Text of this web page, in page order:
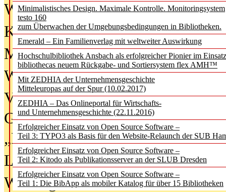
Minimalistisches Design. Maximale Kontrolle. Monitoringsystem
testo 160
zum Überwachen der Umgebungsbedingungen in Bibliotheken.
Emerald – Ein Familienverlag mit weltweiter Auswirkung
Hochschulbibliothek Ansbach als erfolgreicher Pionier im
bibliothecas neuem Rückgabe- und Sortiersystem flex AMH™
Mit ZEDHIA der Unternehmensgeschichte
Mitteleuropas auf der Spur (10.02.2017)
ZEDHIA – Das Onlineportal für Wirtschafts-
und Unternehmensgeschichte (22.11.2016)
Erfolgreicher Einsatz von Open Source Software –
Teil 3: TYPO3 als Basis für den Website-Relaunch der SUB
Erfolgreicher Einsatz von Open Source Software –
Teil 2: Kitodo als Publikationsserver an der SLUB Dresden
Erfolgreicher Einsatz von Open Source Software –
Teil 1: Die BibApp als mobiler Katalog für über 15 Bibliotheken
Was Hochschul­bibliotheken von
Kinder in der digitalen Welt
Metadaten als Infrastruktur
Wenn Bots katalogisieren
Von Abschlusskleidern bis
Geisterjagd-Ausrüstung in der
„Library of Things“ unterwegs
Lesen als Infrastrukturaufgabe
Wie Jugendliche Social Media